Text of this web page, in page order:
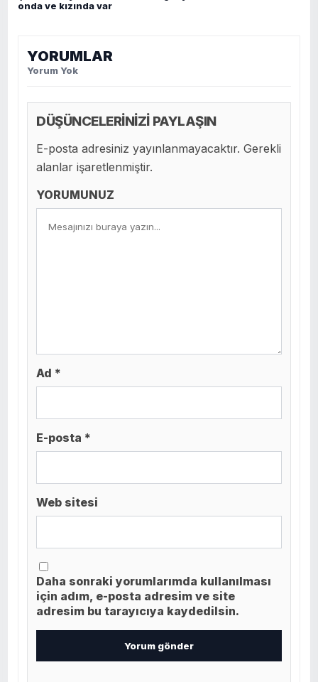
onda ve kızında var
YORUMLAR
Yorum Yok
DÜŞÜNCELERİNİZİ PAYLAŞIN
E-posta adresiniz yayınlanmayacaktır. Gerekli
alanlar işaretlenmiştir.
YORUMUNUZ
Ad *
E-posta *
Web sitesi
Daha sonraki yorumlarımda kullanılması
için adım, e-posta adresim ve site
adresim bu tarayıcıya kaydedilsin.